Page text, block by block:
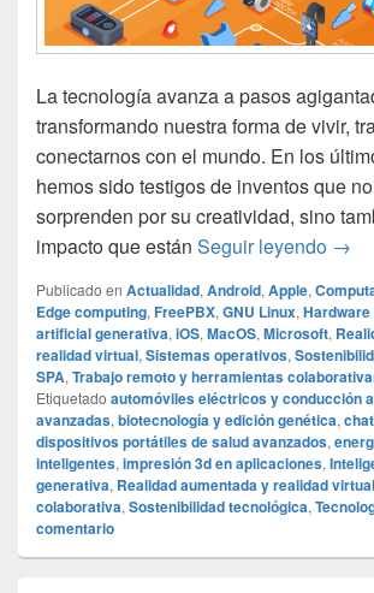
La tecnología avanza a pasos
transformando nuestra forma de vivir,
conectarnos con el mundo. En los
hemos sido testigos de inventos que
sorprenden por su creatividad, sino
impacto que están Seguir leyendo Los
→
Publicado en Actualidad, Android, Apple,
Edge computing, FreePBX, GNU Linux,
artificial generativa, iOS, MacOS, Microsoft,
realidad virtual, Sistemas operativos,
SPA, Trabajo remoto y herramientas
Etiquetado automóviles eléctricos y conducción
avanzadas, biotecnología y edición genética,
dispositivos portátiles de salud avanzados,
inteligentes, impresión 3d en aplicaciones,
generativa, Realidad aumentada y realidad virtual
colaborativa, Sostenibilidad tecnológica,
comentario